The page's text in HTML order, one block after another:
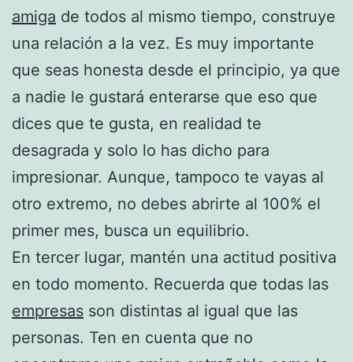
amiga de todos al mismo tiempo, construye
una relación a la vez. Es muy importante
que seas honesta desde el principio, ya que
a nadie le gustará enterarse que eso que
dices que te gusta, en realidad te
desagrada y solo lo has dicho para
impresionar. Aunque, tampoco te vayas al
otro extremo, no debes abrirte al 100% el
primer mes, busca un equilibrio.
En tercer lugar, mantén una actitud positiva
en todo momento. Recuerda que todas las
empresas son distintas al igual que las
personas. Ten en cuenta que no